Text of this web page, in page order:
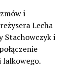
i
Lecha
Stachowczyk i